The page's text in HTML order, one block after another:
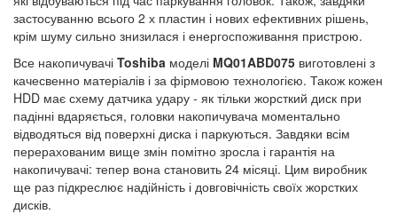
застосуванню всього 2 х пластин і нових ефективних рішень,
крім шуму сильно знизилася і енергоспоживання пристрою.
Все накопичувачі Toshiba моделі MQ01ABD075 виготовлені з
качесвенно матеріалів і за фірмовою технологією. Також кожен
HDD має схему датчика удару - як тільки жорсткий диск при
падінні вдаряється, головки накопичувача моментально
відводяться від поверхні диска і паркуються. Завдяки всім
перерахованим вище змін помітно зросла і гарантія на
накопичувачі: тепер вона становить 24 місяці. Цим виробник
ще раз підкреслює надійність і довговічність своїх жорстких
дисків.